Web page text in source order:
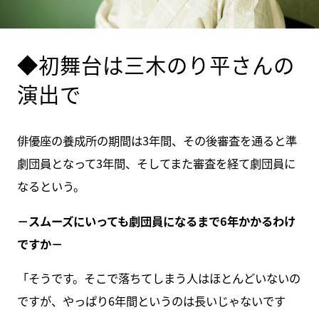
◆初舞台は三木のり平さんの
演出で
俳優座の養成所の期間は3年間、その後審査を通ると準
劇団員となって3年間、そしてまた審査を経て劇団員に
なるという。
－スムーズにいっても劇団員になるまで6年かかるわけ
ですか－
「そうです。そこで落ちてしまう人はほとんどいないの
ですが、やっぱり6年間というのは長いじゃないです